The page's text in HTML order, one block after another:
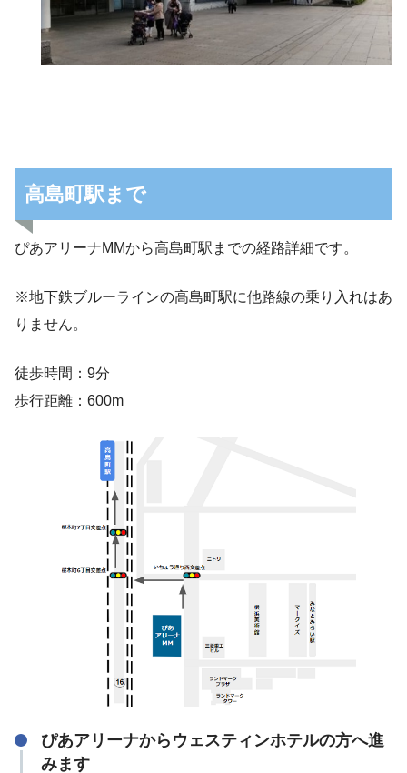
高島町駅まで
ぴあアリーナMMから高島町駅までの経路詳細です。
※地下鉄ブルーラインの高島町駅に他路線の乗り入れはあ
りません。
徒歩時間：9分
歩行距離：600m
ぴあアリーナからウェスティンホテルの方へ進
みます